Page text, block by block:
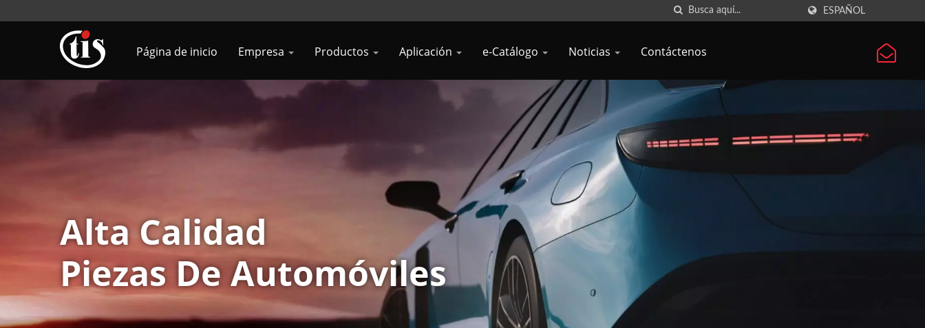
ESPAÑOL
Página de inicio Empresa Productos Aplicación e-Catálogo Noticias Contáctenos
Alta Calidad
Piezas De Automóviles